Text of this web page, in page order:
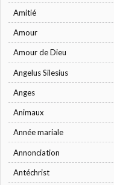
Amitié
Amour
Amour de Dieu
Angelus Silesius
Anges
Animaux
Année mariale
Annonciation
Antéchrist